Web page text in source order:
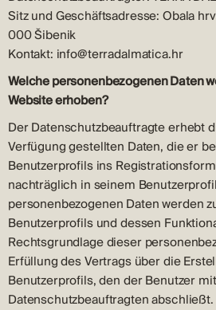
Sitz und Geschäftsadresse: Obala
000 Šibenik
Kontakt: info@terradalmatica.hr
Welche personenbezogenen Daten
Website erhoben?
Der Datenschutzbeauftragte erhebt
Verfügung gestellten Daten, die er
Benutzerprofils ins
nachträglich in seinem
personenbezogenen Daten werden
Benutzerprofils und dessen
Rechtsgrundlage dieser
Erfüllung des Vertrags über die
Benutzerprofils, den der Benutzer
Datenschutzbeauftragten abschließt.